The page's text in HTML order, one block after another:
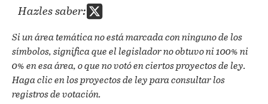
Hazles saber:
Si un área temática no está marcada con ninguno de los
símbolos, significa que el legislador no obtuvo ni 100% ni
0% en esa área, o que no votó en ciertos proyectos de ley.
Haga clic en los proyectos de ley para consultar los
registros de votación.